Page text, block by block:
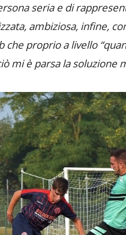
seria e di
ambiziosa, infine,
che proprio a livello
mi è parsa la soluzione